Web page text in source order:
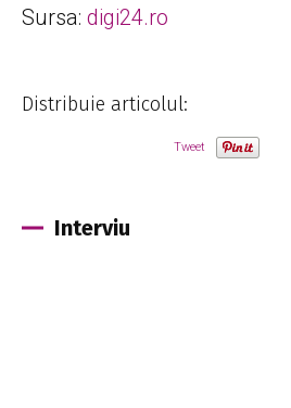
Sursa: digi24.ro
Distribuie articolul:
Tweet
Interviu